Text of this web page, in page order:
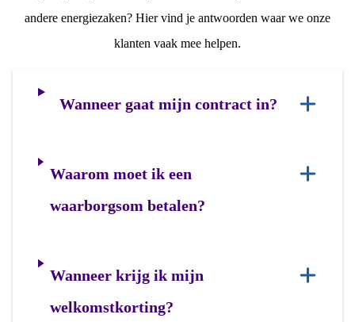
andere energiezaken? Hier vind je antwoorden waar we onze
klanten vaak mee helpen.
Wanneer gaat mijn contract in?
Waarom moet ik een
waarborgsom betalen?
Wanneer krijg ik mijn
welkomstkorting?